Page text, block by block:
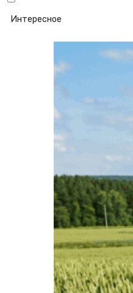
Интересное